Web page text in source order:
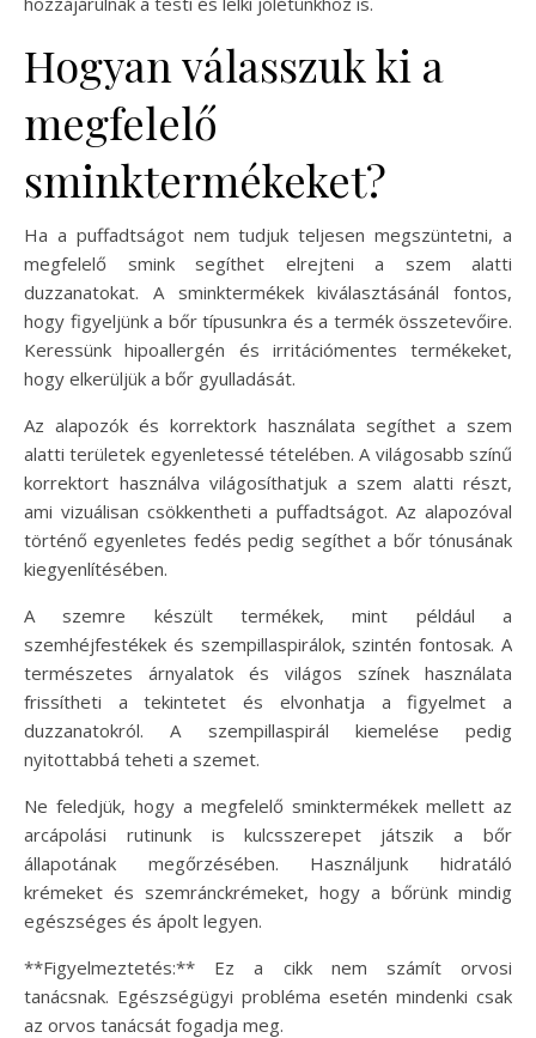
Hogyan válasszuk ki a
megfelelő
sminktermékeket?
Ha a puffadtságot nem tudjuk teljesen megszüntetni, a
megfelelő smink segíthet elrejteni a szem alatti
duzzanatokat. A sminktermékek kiválasztásánál fontos,
hogy figyeljünk a bőr típusunkra és a termék összetevőire.
Keressünk hipoallergén és irritációmentes termékeket,
hogy elkerüljük a bőr gyulladását.
Az alapozók és korrektork használata segíthet a szem
alatti területek egyenletessé tételében. A világosabb színű
korrektort használva világosíthatjuk a szem alatti részt,
ami vizuálisan csökkentheti a puffadtságot. Az alapozóval
történő egyenletes fedés pedig segíthet a bőr tónusának
kiegyenlítésében.
A szemre készült termékek, mint például a
szemhéjfestékek és szempillaspirálok, szintén fontosak. A
természetes árnyalatok és világos színek használata
frissítheti a tekintetet és elvonhatja a figyelmet a
duzzanatokról. A szempillaspirál kiemelése pedig
nyitottabbá teheti a szemet.
Ne feledjük, hogy a megfelelő sminktermékek mellett az
arcápolási rutinunk is kulcsszerepet játszik a bőr
állapotának megőrzésében. Használjunk hidratáló
krémeket és szemránckrémeket, hogy a bőrünk mindig
egészséges és ápolt legyen.
**Figyelmeztetés:** Ez a cikk nem számít orvosi
tanácsnak. Egészségügyi probléma esetén mindenki csak
az orvos tanácsát fogadja meg.